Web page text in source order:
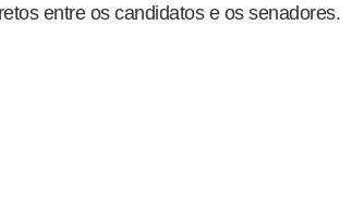
entre os candidatos e os senadores.